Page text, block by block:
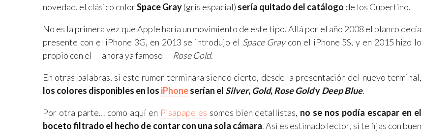
novedad, el clásico colorSpace Gray(gris espacial) sería quitado del catálogo de los Cupertino.
No es la primera vez que Apple haría un movimiento de este tipo. Allá por el año 2008 el blanco decía
presente con el iPhone 3G, en 2013 se introdujo el Space Graycon el iPhone 5S, y en 2015 hizo lo
propio con el — ahora ya famoso — Rose Gold.
En otras palabras, si este rumor terminara siendo cierto, desde la presentación del nuevo terminal,
los colores disponibles en los iPhoneserían el Silver, Gold,Rose GoldyDeep Blue.
Por otra parte… como aquí en Pisapapeles somos bien detallistas, no se nos podía escapar en el
boceto filtrado el hecho de contar con una sola cámara. Así es estimado lector, si te fijas con buen